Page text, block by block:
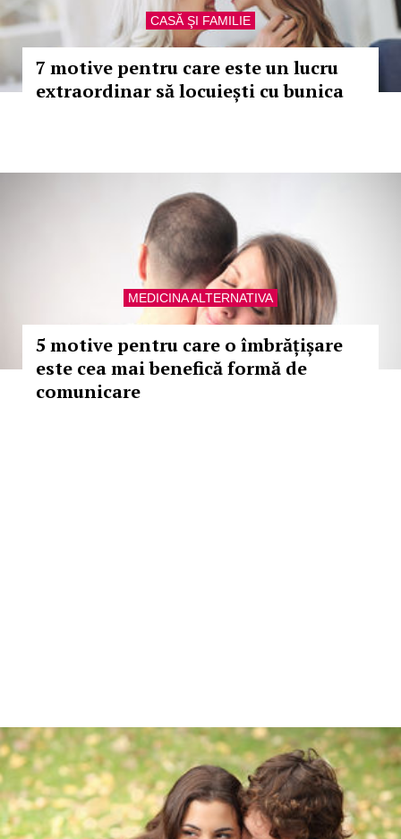
CASĂ ŞI FAMILIE
7 motive pentru care este un lucru
extraordinar să locuiești cu bunica
MEDICINA ALTERNATIVA
5 motive pentru care o îmbrățișare
este cea mai benefică formă de
comunicare